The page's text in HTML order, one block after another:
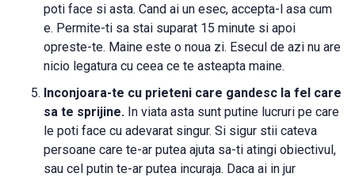
poti face si asta. Cand ai un esec, accepta-l asa cum
e. Permite-ti sa stai suparat 15 minute si apoi
opreste-te. Maine este o noua zi. Esecul de azi nu are
nicio legatura cu ceea ce te asteapta maine.
Inconjoara-te cu prieteni care gandesc la fel care
sa te sprijine. In viata asta sunt putine lucruri pe care
le poti face cu adevarat singur. Si sigur stii cateva
persoane care te-ar putea ajuta sa-ti atingi obiectivul,
sau cel putin te-ar putea incuraja. Daca ai in jur